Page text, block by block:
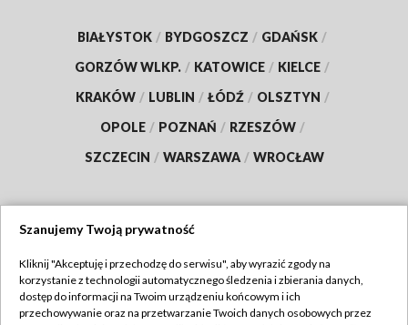
BIAŁYSTOK / BYDGOSZCZ / GDAŃSK /
GORZÓW WLKP. / KATOWICE / KIELCE /
KRAKÓW / LUBLIN / ŁÓDŹ / OLSZTYN /
OPOLE / POZNAŃ / RZESZÓW /
SZCZECIN / WARSZAWA / WROCŁAW
TVP
Abonament TVP
Regulamin TVP
Szanujemy Twoją prywatność
Kliknij "Akceptuję i przechodzę do serwisu", aby wyrazić zgody na
korzystanie z technologii automatycznego śledzenia i zbierania danych,
dostęp do informacji na Twoim urządzeniu końcowym i ich
przechowywanie oraz na przetwarzanie Twoich danych osobowych przez